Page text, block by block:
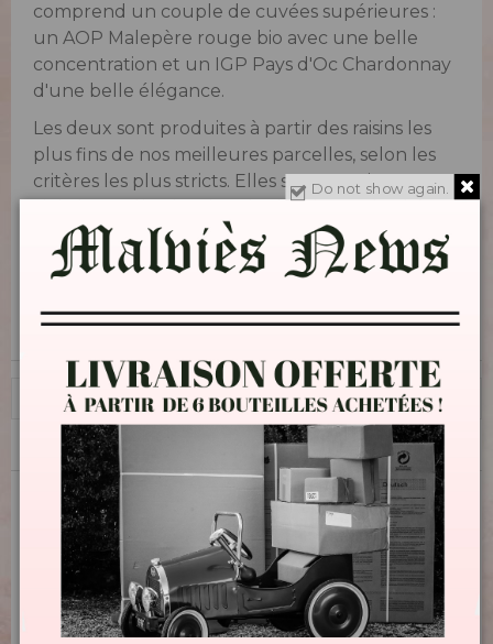
comprend un couple de cuvées supérieures :
un AOP Malepère rouge bio avec une belle
concentration et un IGP Pays d'Oc Chardonnay
d'une belle élégance.
Les deux sont produites à partir des raisins les
plus fins de nos meilleures parcelles, selon les
critères les plus stricts. Elles sont ensuite
de l'Allier au grain fin de la plus haute qualité.
Une surveillance constante leur est accordée.
direct de notre cave.
1 - 2 von 2 Artikel(n)
Do not show again.